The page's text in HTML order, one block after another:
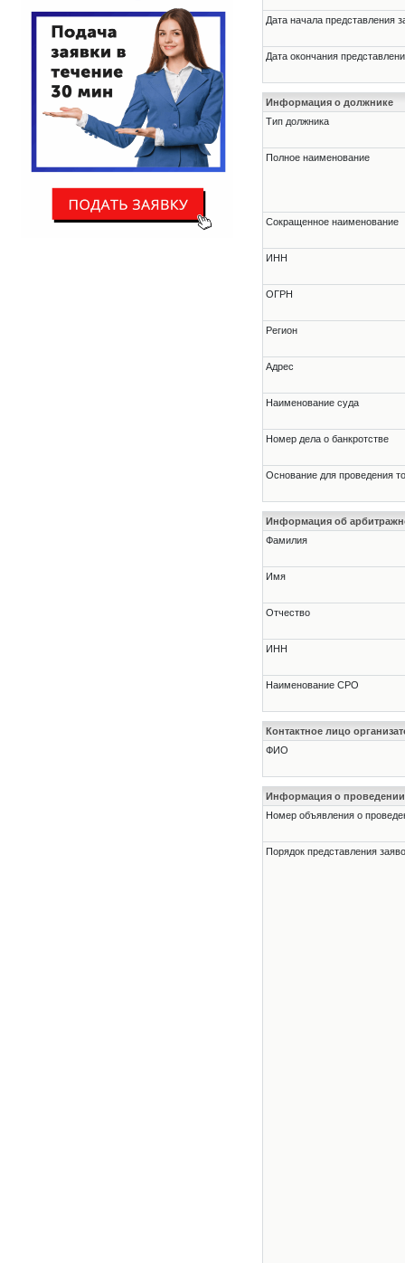
Дата начала представления
Дата окончания
Информация о должнике
Тип должника
Полное наименование
Сокращенное наименование
ИНН
ОГРН
Регион
Адрес
Наименование суда
Номер дела о банкротстве
Основание для проведения
Информация об
Фамилия
Имя
Отчество
ИНН
Наименование СРО
Контактное лицо
ФИО
Информация о проведении
Номер объявления о
Порядок представления